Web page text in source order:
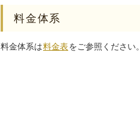
料金体系
料金体系は料金表をご参照ください。